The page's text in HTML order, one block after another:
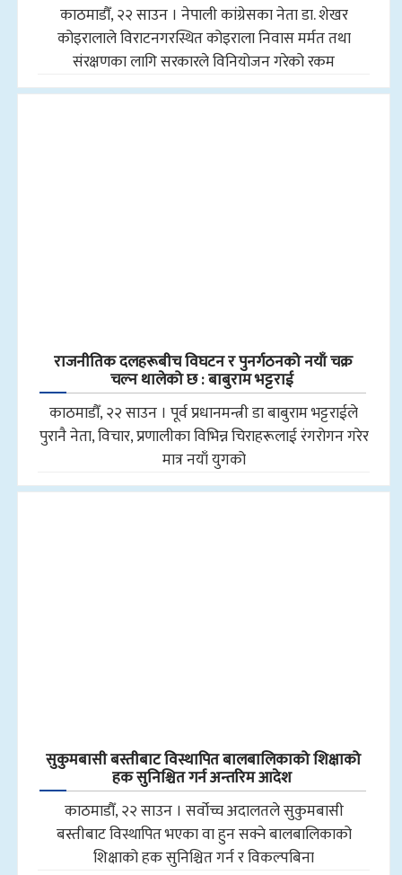
काठमाडौँ, २२ साउन । नेपाली कांग्रेसका नेता डा. शेखर
कोइरालाले विराटनगरस्थित कोइराला निवास मर्मत तथा
संरक्षणका लागि सरकारले विनियोजन गरेको रकम
राजनीतिक दलहरूबीच विघटन र पुनर्गठनको नयाँ चक्र
चल्न थालेको छ : बाबुराम भट्टराई
काठमाडौँ, २२ साउन । पूर्व प्रधानमन्त्री डा बाबुराम भट्टराईले
पुरानै नेता, विचार, प्रणालीका विभिन्न चिराहरूलाई रंगरोगन गरेर
मात्र नयाँ युगको
सुकुमबासी बस्तीबाट विस्थापित बालबालिकाको शिक्षाको
हक सुनिश्चित गर्न अन्तरिम आदेश
काठमाडौँ, २२ साउन । सर्वोच्च अदालतले सुकुमबासी
बस्तीबाट विस्थापित भएका वा हुन सक्ने बालबालिकाको
शिक्षाको हक सुनिश्चित गर्न र विकल्पबिना